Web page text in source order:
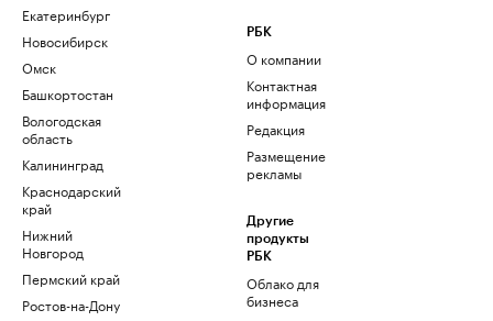
Екатеринбург
Новосибирск
Омск
Башкортостан
Вологодская
область
Калининград
Краснодарский
край
Нижний
Новгород
Пермский край
Ростов-на-Дону
РБК
О компании
Контактная
информация
Редакция
Размещение
рекламы
Другие
продукты
РБК
Облако для
бизнеса